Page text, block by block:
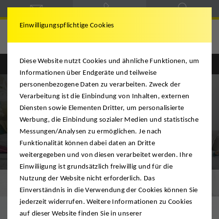
Blitzanfrage
Einwilligungspflichtige Cookies
Diese Website nutzt Cookies und ähnliche Funktionen, um
Informationen über Endgeräte und teilweise
personenbezogene Daten zu verarbeiten. Zweck der
Verarbeitung ist die Einbindung von Inhalten, externen
Diensten sowie Elementen Dritter, um personalisierte
Werbung, die Einbindung sozialer Medien und statistische
Messungen/Analysen zu ermöglichen. Je nach
Funktionalität können dabei daten an Dritte
weitergegeben und von diesen verarbeitet werden. Ihre
Einwiliigung ist grundsätzlich freiwillig und für die
Nutzung der Website nicht erforderlich. Das
Einverständnis in die Verwendung der Cookies können Sie
jederzeit widerrufen. Weitere Informationen zu Cookies
auf dieser Website finden Sie in unserer